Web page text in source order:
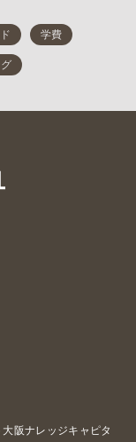
阪ナレッジキャピタ